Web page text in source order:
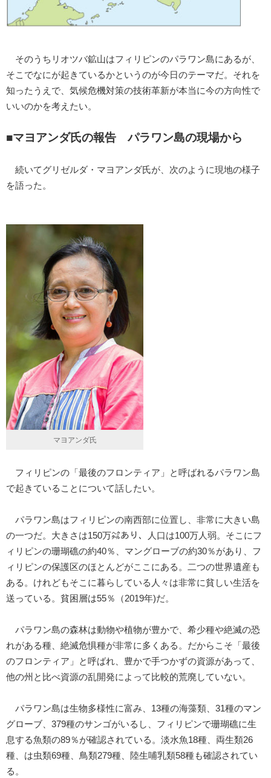
そのうちリオツバ鉱山はフィリピンのパラワン島にあるが、
そこでなにが起きているかというのが今日のテーマだ。それを
知ったうえで、気候危機対策の技術革新が本当に今の方向性で
いいのかを考えたい。
■マヨアンダ氏の報告 パラワン島の現場から
続いてグリゼルダ・マヨアンダ氏が、次のように現地の様子
を語った。
マヨアンダ氏
フィリピンの「最後のフロンティア」と呼ばれるパラワン島
で起きていることについて話したい。
パラワン島はフィリピンの南西部に位置し、非常に大きい島
の一つだ。大きさは150万㌶あり、人口は100万人弱。そこにフ
ィリピンの珊瑚礁の約40％、マングローブの約30％があり、フ
ィリピンの保護区のほとんどがここにある。二つの世界遺産も
ある。けれどもそこに暮らしている人々は非常に貧しい生活を
送っている。貧困層は55％（2019年)だ。
パラワン島の森林は動物や植物が豊かで、希少種や絶滅の恐
れがある種、絶滅危惧種が非常に多くある。だからこそ「最後
のフロンティア」と呼ばれ、豊かで手つかずの資源があって、
他の州と比べ資源の乱開発によって比較的荒廃していない。
パラワン島は生物多様性に富み、13種の海藻類、31種のマン
グローブ、379種のサンゴがいるし、フィリピンで珊瑚礁に生
息する魚類の89％が確認されている。淡水魚18種、両生類26
種、は虫類69種、鳥類279種、陸生哺乳類58種も確認されてい
る。